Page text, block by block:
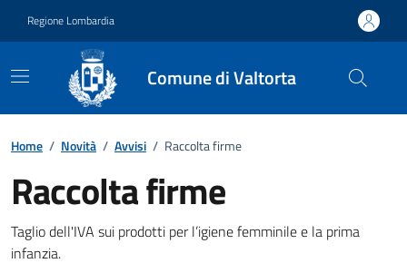
Regione Lombardia
Comune di Valtorta
Home / Novità / Avvisi / Raccolta firme
Raccolta firme
Dettagli della notizia
Taglio dell'IVA sui prodotti per l’igiene femminile e la prima
infanzia.